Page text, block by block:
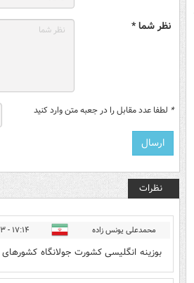
نظر شما *
* لطفا عدد مقابل را در جعبه متن وارد کنید
نظرات
محمدعلی یونس زاده ۱۷:۱۴ - ۱۴۰۴/۰۳/۲۳
بوزینه انگلیسی کشورت جولانگاه